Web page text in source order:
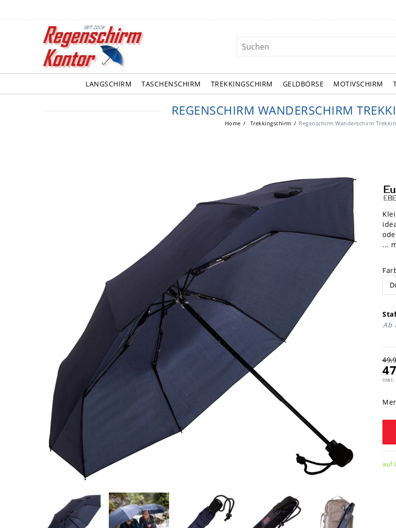
LANGSCHIRM TASCHENSCHIRM TREKKINGSCHIRM GELDBÖRSE MOTIVSCHIRM
REGENSCHIRM WANDERSCHIRM
Home Trekkingschirm Regenschirm Wanderschirm
...
Ab
inkl.
auf